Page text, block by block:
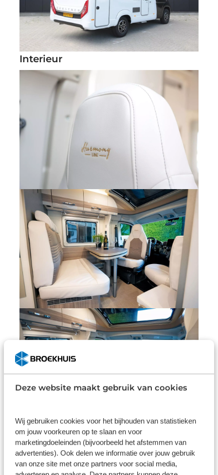
Deze website maakt gebruik van cookies
Wij gebruiken cookies voor het bijhouden van statistieken
om jouw voorkeuren op te slaan en voor
marketingdoeleinden (bijvoorbeeld het afstemmen van
advertenties). Ook delen we informatie over jouw gebruik
van onze site met onze partners voor social media,
Interieur